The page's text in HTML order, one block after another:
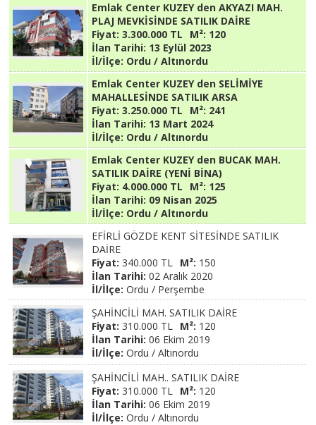
Emlak Center KUZEY den AKYAZI MAH.
PLAJ MEVKİSİNDE SATILIK DAİRE
Fiyat: 3.300.000 TL M²: 120
İlan Tarihi: 13 Eylül 2023
İl/İlçe: Ordu / Altınordu
Emlak Center KUZEY den SELİMİYE
MAHALLESİNDE SATILIK ARSA
Fiyat: 3.250.000 TL M²: 241
İlan Tarihi: 13 Mart 2024
İl/İlçe: Ordu / Altınordu
Emlak Center KUZEY den BUCAK MAH.
SATILIK DAİRE (YENİ BİNA)
Fiyat: 4.000.000 TL M²: 125
İlan Tarihi: 09 Nisan 2025
İl/İlçe: Ordu / Altınordu
EFİRLİ GÖZDE KENT SİTESİNDE SATILIK
DAİRE
Fiyat: 340.000 TL M²: 150
İlan Tarihi: 02 Aralık 2020
İl/İlçe: Ordu / Perşembe
ŞAHİNCİLİ MAH. SATILIK DAİRE
Fiyat: 310.000 TL M²: 120
İlan Tarihi: 06 Ekim 2019
İl/İlçe: Ordu / Altınordu
ŞAHİNCİLİ MAH.. SATILIK DAİRE
Fiyat: 310.000 TL M²: 120
İlan Tarihi: 06 Ekim 2019
İl/İlçe: Ordu / Altınordu